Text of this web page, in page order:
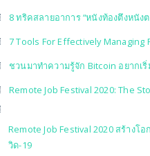
8 ทริคสลายอาการ “หนังท้องตึงหนัง
7 Tools For Effectively Managing
ชวนมาทำความรู้จัก Bitcoin อยากเ
Remote Job Festival 2020: The
Remote Job Festival 2020 สร้าง
วิด-19